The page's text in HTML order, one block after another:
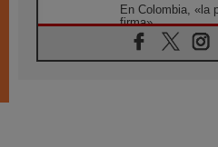
En Colombia, «la
firma»
08.08.2026
En Venezuela